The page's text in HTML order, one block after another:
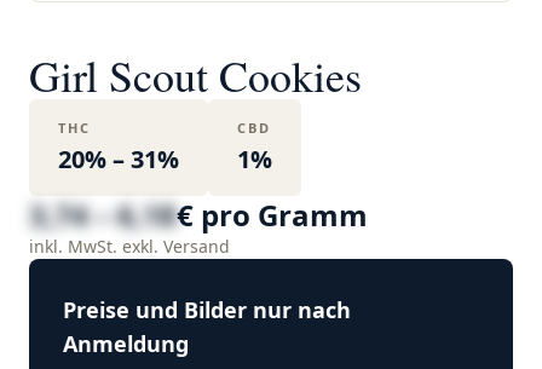
Girl Scout Cookies
THC
20% – 31%
CBD
1%
3,74 – 6,18€ pro Gramm
inkl. MwSt. exkl. Versand
Preise und Bilder nur nach
Anmeldung